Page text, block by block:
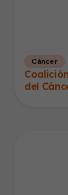
Cáncer
del